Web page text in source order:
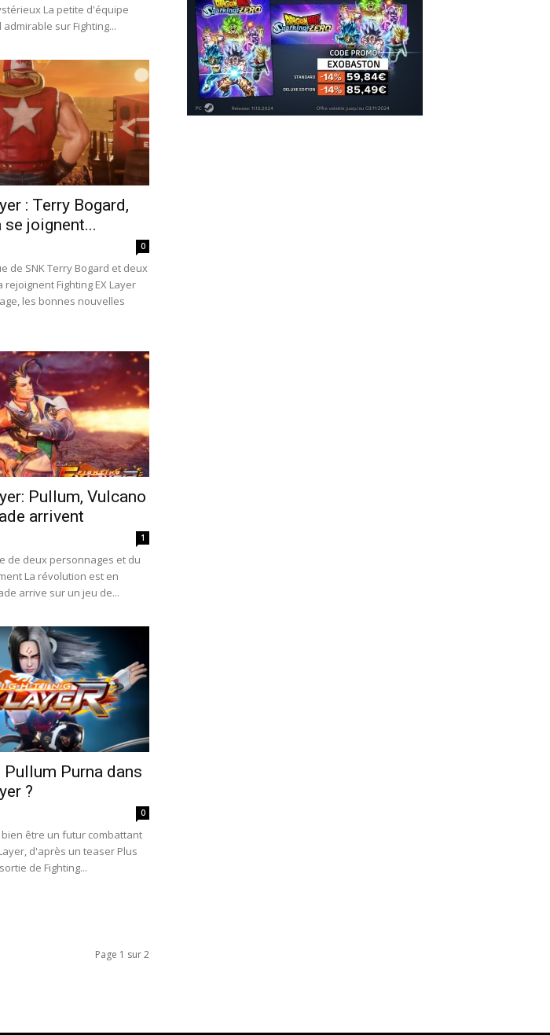
La petite d'équipe
sur Fighting...
: Terry Bogard,
se joignent...
0
de SNK Terry Bogard et deux
Fighting EX Layer
les bonnes nouvelles
Pullum, Vulcano
arrivent
1
de deux personnages et du
La révolution est en
arrive sur un jeu de...
Pullum Purna dans
?
0
être un futur combattant
d'après un teaser Plus
de Fighting...
Page 1 sur 2